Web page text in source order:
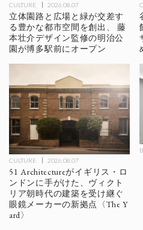
CULTURE 2026.08.07
立体園路と広場と緑が交差す
る豊かな都市空間を創出、 藤
本壮介デザイン監修の明治公
園が博多駅前にオープン
CULTURE 2026.08.07
51 Architectureがイギリス・ロ
ンドンに手がけた、ヴィクト
リア朝時代の建築を受け継ぐ
眼鏡メーカーの新拠点〈The Y
ard〉